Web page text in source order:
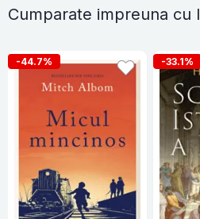
Cumparate impreuna cu
-44.7% -33.1%